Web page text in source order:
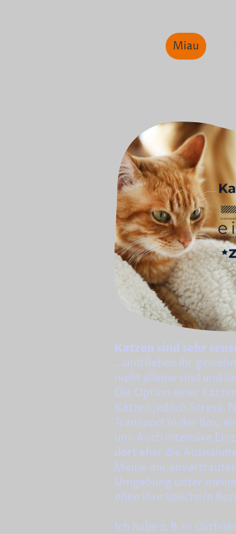
Miau
Katzen sind sehr
...und lieben ihr
nicht alleine sind und
Die Option einer
Katzen jedoch Stress.
Transport in der Box,
um. Auch intensive
dort eher die
Meine mir
Umgebung unter
ohne ihre übliche/n
Ich habe z. B. in